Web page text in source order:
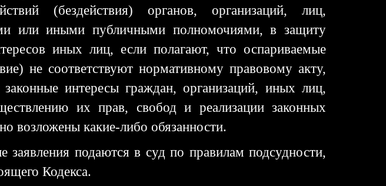
(бездействия) органов, организаций, лиц,
или иными публичными полномочиями, в защиту
иных лиц, если полагают, что оспариваемые
не соответствуют нормативному правовому акту,
интересы граждан, организаций, иных лиц,
их прав, свобод и реализации законных
возложены какие-либо обязанности.
заявления подаются в суд по правилам подсудности,
Кодекса.